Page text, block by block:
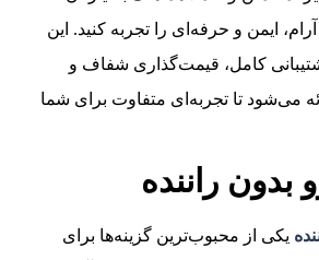
ایمن و حرفه‌ای را تجربه کنید. این
کامل، قیمت‌گذاری شفاف و
می‌شود تا تجربه‌ای متفاوت برای شما
بدون راننده
یکی از محبوب‌ترین گزینه‌ها برای